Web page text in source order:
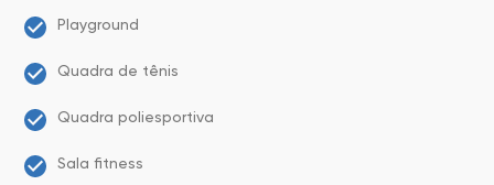
Playground
Quadra de tênis
Quadra poliesportiva
Sala fitness